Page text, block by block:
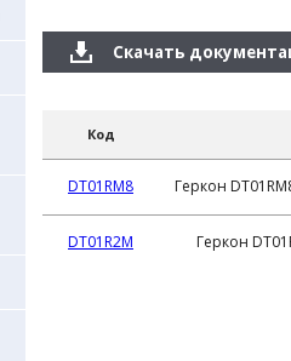
Скачать
Код
DT01RM8 Геркон
DT01R2M Геркон